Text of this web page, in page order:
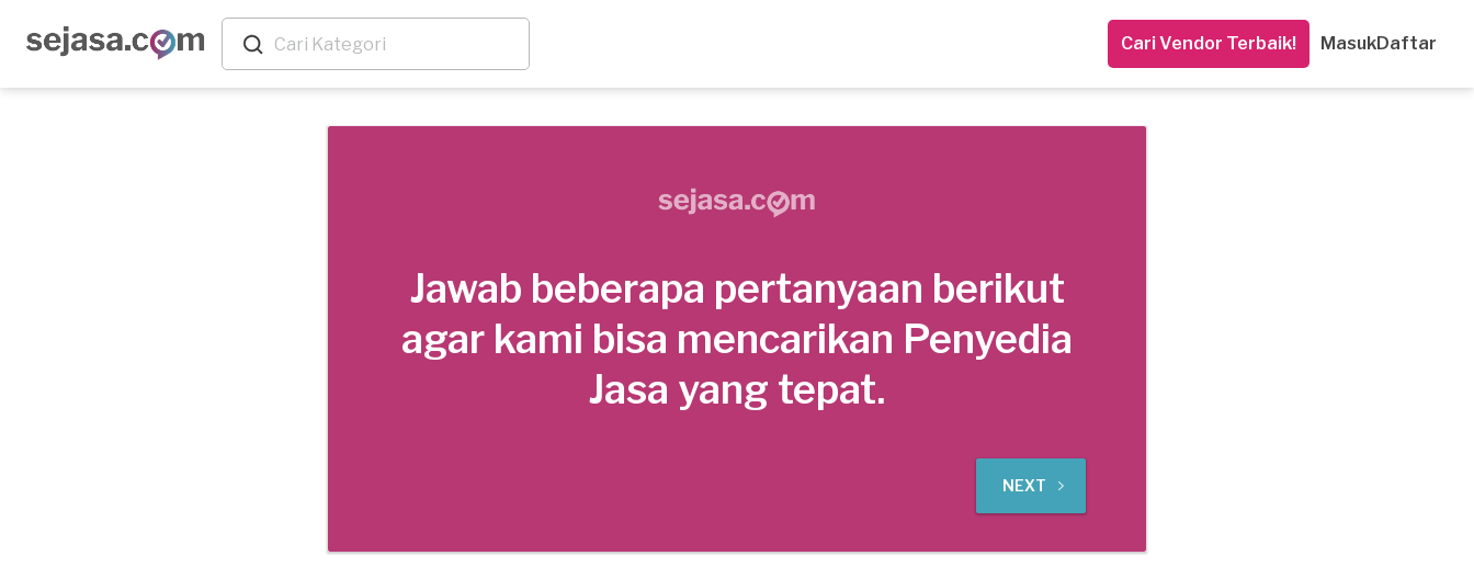
Cari Vendor Terbaik! MasukDaftar
Jawab beberapa pertanyaan berikut
agar kami bisa mencarikan Penyedia
Jasa yang tepat.
NEXT